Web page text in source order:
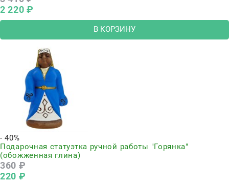
2 220 ₽
В КОРЗИНУ
- 40%
Подарочная статуэтка ручной работы "Горянка"
(обожженная глина)
360 ₽
220 ₽